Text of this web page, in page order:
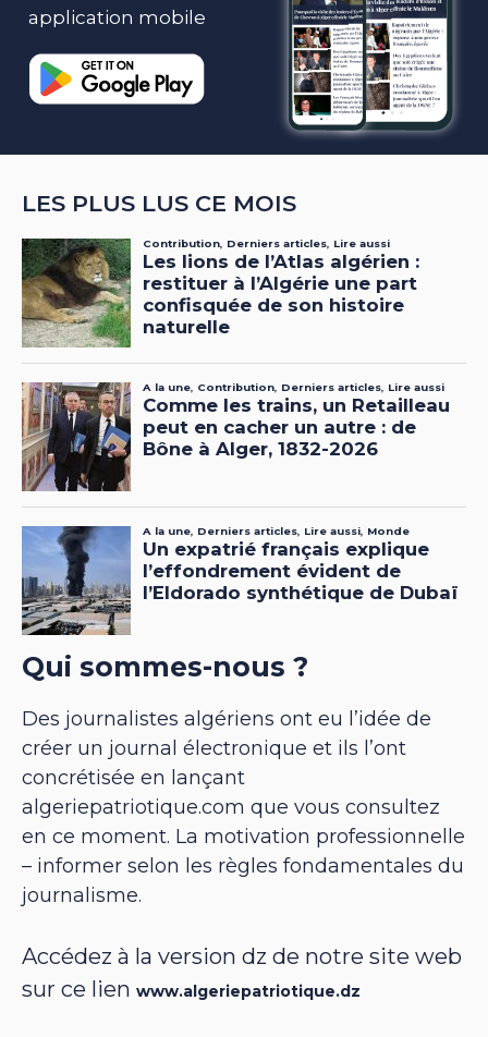
application mobile
LES PLUS LUS CE MOIS
Qui sommes-nous ?
Des journalistes algériens ont eu l’idée de
créer un journal électronique et ils l’ont
concrétisée en lançant
algeriepatriotique.com que vous consultez
en ce moment. La motivation professionnelle
– informer selon les règles fondamentales du
journalisme.
Accédez à la version dz de notre site web
sur ce lien www.algeriepatriotique.dz